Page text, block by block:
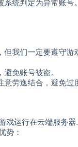
统判定为异常账号。
但我们一定要遵守游
免账号被盗。
劳逸结合，避免过
戏运行在云端服务
势：